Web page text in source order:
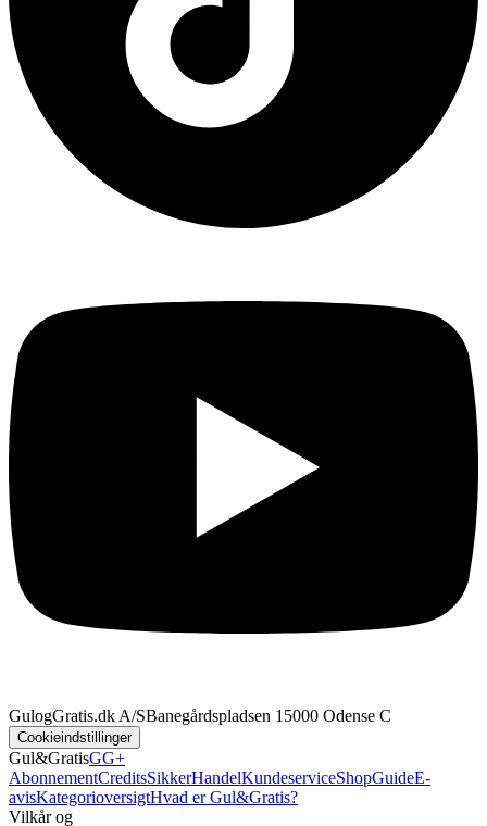
GulogGratis.dk A/SBanegårdspladsen 1 5000 Odense C
Cookieindstillinger
Gul&GratisGG+
AbonnementCreditsSikkerHandelKundeserviceShopGuideE-
avisKategorioversigtHvad er Gul&Gratis?
Vilkår og